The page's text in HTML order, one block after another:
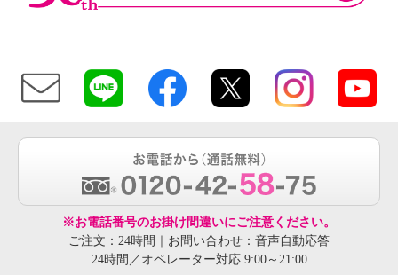
※お電話番号のお掛け間違いにご注意ください。
ご注文：24時間｜お問い合わせ：音声自動応答
24時間／オペレーター対応 9:00～21:00